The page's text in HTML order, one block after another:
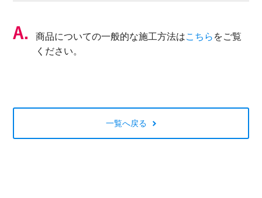
商品についての一般的な施工方法はこちら をご覧
ください。
一覧へ戻る